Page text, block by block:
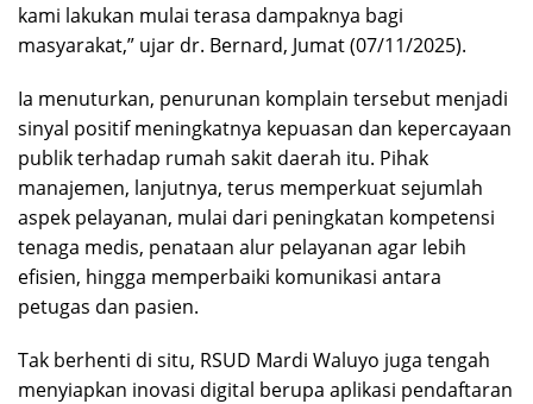
kami lakukan mulai terasa dampaknya bagi
masyarakat,” ujar dr. Bernard, Jumat (07/11/2025).
Ia menuturkan, penurunan komplain tersebut menjadi
sinyal positif meningkatnya kepuasan dan kepercayaan
publik terhadap rumah sakit daerah itu. Pihak
manajemen, lanjutnya, terus memperkuat sejumlah
aspek pelayanan, mulai dari peningkatan kompetensi
tenaga medis, penataan alur pelayanan agar lebih
efisien, hingga memperbaiki komunikasi antara
petugas dan pasien.
Tak berhenti di situ, RSUD Mardi Waluyo juga tengah
menyiapkan inovasi digital berupa aplikasi pendaftaran